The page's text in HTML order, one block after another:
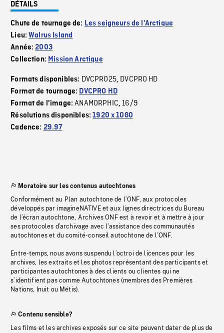
DÉTAILS
Chute de tournage de: Les seigneurs de l'Arctique
Lieu:Walrus Island
Année:2003
Collection: Mission Arctique
Formats disponibles: DVCPRO25, DVCPRO HD
Format de tournage: DVCPRO HD
Format de l'image:ANAMORPHIC,16/9
Résolutions disponibles:1920 x 1080
Cadence: 29.97
Moratoire sur les contenus autochtones
Conformément au Plan autochtone de l’ONF, aux protocoles
développés par imagineNATIVE et aux lignes directrices du Bureau
de l’écran autochtone, Archives ONF est à revoir et à mettre à jour
ses protocoles d’archivage avec l’assistance des communautés
autochtones et du comité-conseil autochtone de l’ONF.
Entre-temps, nous avons suspendu l’octroi de licences pour les
archives, les extraits et les photos représentant des participants et
participantes autochtones à des clients ou clientes qui ne
s’identifient pas comme Autochtones (membres des Premières
Nations, Inuit ou Métis).
Contenu sensible?
Les films et les archives exposés sur ce site peuvent dater de plus de